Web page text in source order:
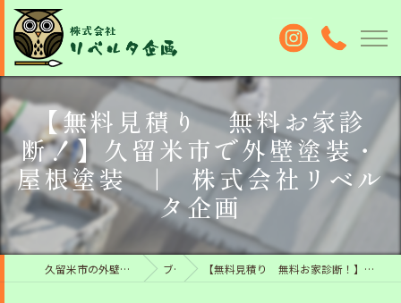
【無料見積り 無料お家診
断！】久留米市で外壁塗装・
屋根塗装 | 株式会社リベル
タ企画
久留米市の外壁塗装なら株式会社リベルタ企画 ブログ 【無料見積り 無料お家診断！】久留米市で外壁塗装・屋根塗装 | 株式会社リベルタ企画